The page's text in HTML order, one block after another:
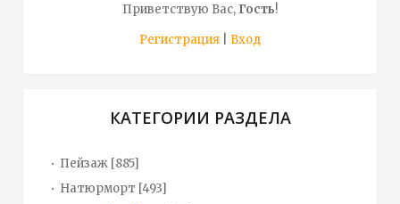
Приветствую Вас,Гость!
Регистрация
Вход
КАТЕГОРИИ РАЗДЕЛА
Пейзаж [885]
Натюрморт [493]